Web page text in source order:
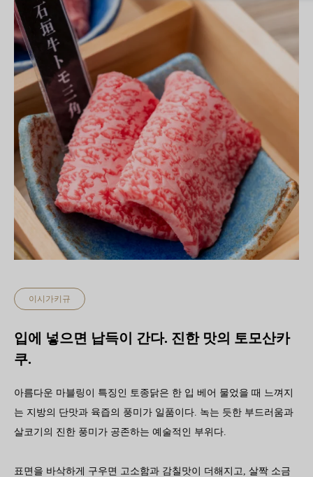
이시가키규
입에 넣으면 납득이 간다. 진한 맛의 토모산카
쿠.
아름다운 마블링이 특징인 토종닭은 한 입 베어 물었을 때 느껴지
는 지방의 단맛과 육즙의 풍미가 일품이다. 녹는 듯한 부드러움과
살코기의 진한 풍미가 공존하는 예술적인 부위다.
표면을 바삭하게 구우면 고소함과 감칠맛이 더해지고, 살짝 소금